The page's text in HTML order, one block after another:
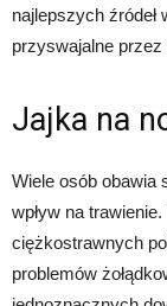
najlepszych źródeł
przyswajalne
Jajka na
Wiele osób obawia
wpływ na
ciężkostrawnych
problemów